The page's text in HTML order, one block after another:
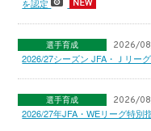
を認定
選手育成 2026/
2026/27シーズン JFA・Ｊリー
選手育成 2026/
2026/27年JFA・WEリーグ特